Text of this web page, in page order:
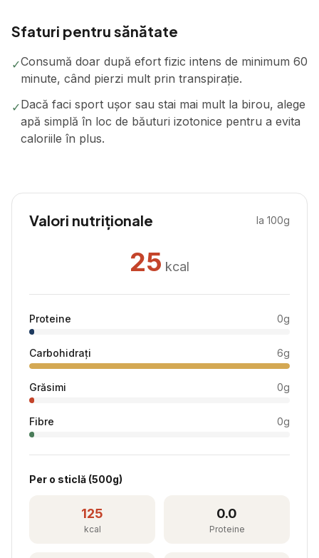
Sfaturi pentru sănătate
✓Consumă doar după efort fizic intens de minimum 60
minute, când pierzi mult prin transpirație.
✓Dacă faci sport ușor sau stai mai mult la birou, alege
apă simplă în loc de băuturi izotonice pentru a evita
caloriile în plus.
Valori nutriționale la 100g
25 kcal
Proteine 0g
Carbohidrați 6g
Grăsimi 0g
Fibre 0g
Per o sticlă (500g)
125
kcal
0.0
Proteine